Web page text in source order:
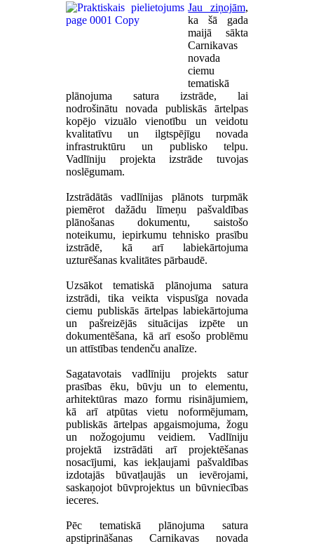
Jau ziņojām,
ka šā gada
maijā sākta
Carnikavas
novada
ciemu
tematiskā
plānojuma satura izstrāde, lai
nodrošinātu novada publiskās ārtelpas
kopējo vizuālo vienotību un veidotu
kvalitatīvu un ilgtspējīgu novada
infrastruktūru un publisko telpu.
Vadlīniju projekta izstrāde tuvojas
noslēgumam.
Izstrādātās vadlīnijas plānots turpmāk
piemērot dažādu līmeņu pašvaldības
plānošanas dokumentu, saistošo
noteikumu, iepirkumu tehnisko prasību
izstrādē, kā arī labiekārtojuma
uzturēšanas kvalitātes pārbaudē.
Uzsākot tematiskā plānojuma satura
izstrādi, tika veikta vispusīga novada
ciemu publiskās ārtelpas labiekārtojuma
un pašreizējās situācijas izpēte un
dokumentēšana, kā arī esošo problēmu
un attīstības tendenču analīze.
Sagatavotais vadlīniju projekts satur
prasības ēku, būvju un to elementu,
arhitektūras mazo formu risinājumiem,
kā arī atpūtas vietu noformējumam,
publiskās ārtelpas apgaismojuma, žogu
un nožogojumu veidiem. Vadlīniju
projektā izstrādāti arī projektēšanas
nosacījumi, kas iekļaujami pašvaldības
izdotajās būvatļaujās un ievērojami,
saskaņojot būvprojektus un būvniecības
ieceres.
Pēc tematiskā plānojuma satura
apstiprināšanas Carnikavas novada